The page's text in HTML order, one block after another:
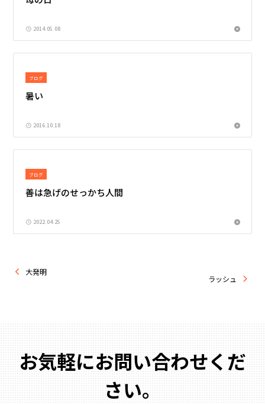
2014.05.08
ブログ
暑い
2016.10.18
ブログ
善は急げのせっかち人間
2022.04.25
大発明
ラッシュ
お気軽にお問い合わせくだ
さい。